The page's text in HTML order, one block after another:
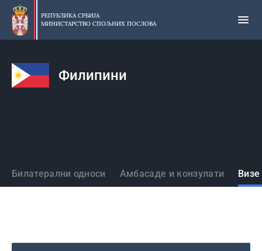
Прескочи
главни
део
РЕПУБЛИКА СРБИЈА
МИНИСТАРСТВО СПОЉНИХ ПОСЛОВА
Филипини
Државе
Билатерални односи Амбасаде и конзулати